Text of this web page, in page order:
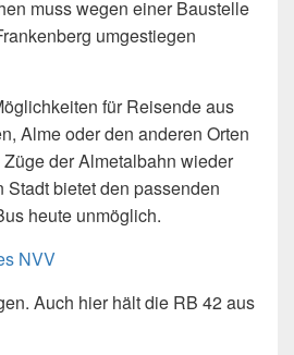
muss wegen einer Baustelle
umgestiegen
für Reisende aus
Alme oder den anderen Orten
der Almetalbahn wieder
bietet den passenden
heute unmöglich.
NVV
Auch hier hält die RB 42 aus